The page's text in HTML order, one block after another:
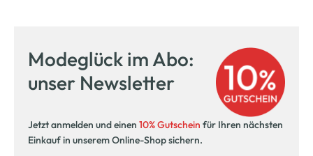
Modeglück im Abo:
unser Newsletter
Jetzt anmelden und einen 10% Gutschein für Ihren nächsten
Einkauf in unserem Online-Shop sichern.